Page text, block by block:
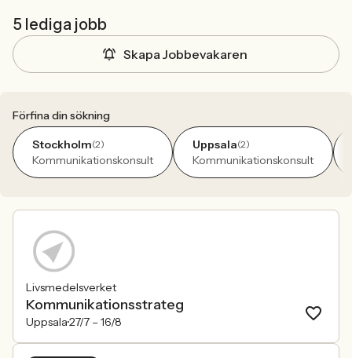
5 lediga jobb
Skapa Jobbevakaren
Förfina din sökning
Stockholm(2)
Kommunikationskonsult
Uppsala(2)
Kommunikationskonsult
Livsmedelsverket
Kommunikationsstrateg
Uppsala27/7 – 16/8